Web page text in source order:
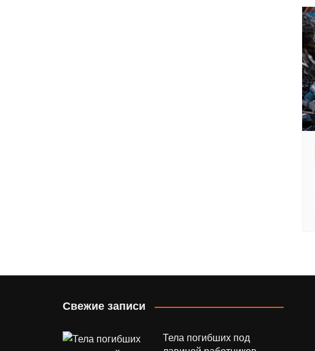
Свежие записи
Тела погибших под